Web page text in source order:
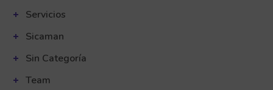
Servicios
Sicaman
Sin Categoría
Team